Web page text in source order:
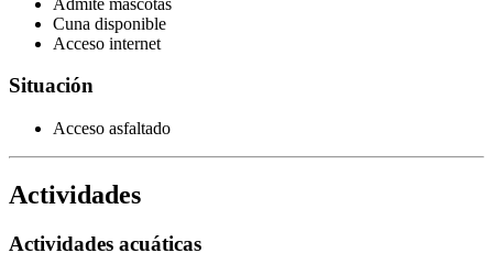
Cuna disponible
Acceso internet
Situación
Acceso asfaltado
Actividades
Actividades acuáticas